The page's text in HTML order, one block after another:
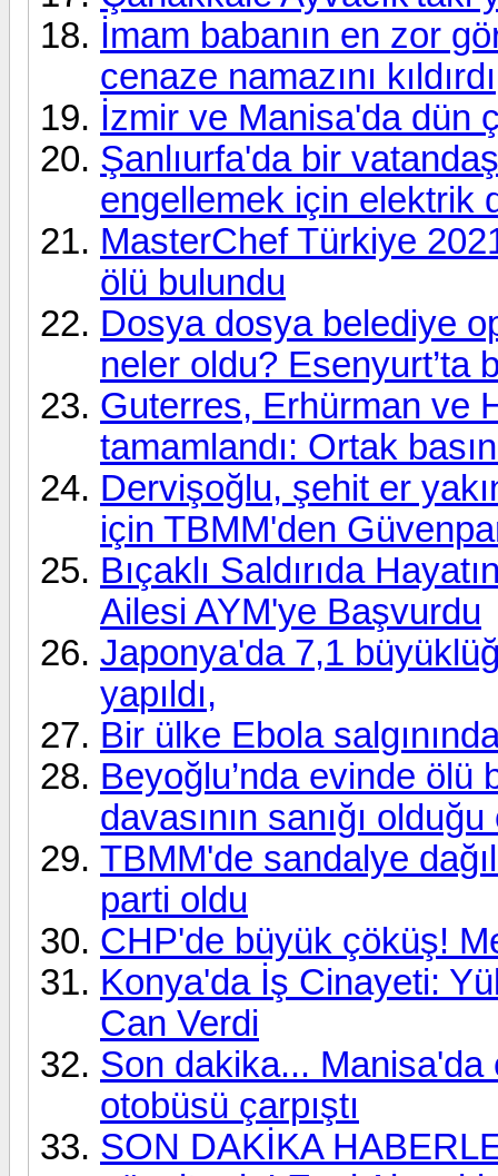
İmam babanın en zor
cenaze namazını kıldırdı
İzmir ve Manisa'da dün
Şanlıurfa'da bir
engellemek için elektrik
MasterChef Türkiye
ölü bulundu
Dosya dosya belediye
neler oldu? Esenyurt’ta
Guterres, Erhürman ve
tamamlandı: Ortak
Dervişoğlu, şehit er
için TBMM'den
Bıçaklı Saldırıda
Ailesi AYM'ye Başvurdu
Japonya'da 7,1
yapıldı,
Bir ülke Ebola
Beyoğlu’nda evinde ölü
davasının sanığı olduğu
TBMM'de sandalye
parti oldu
CHP'de büyük çöküş!
Konya'da İş Cinayeti:
Can Verdi
Son dakika... Manisa'da
otobüsü çarpıştı
SON DAKİKA